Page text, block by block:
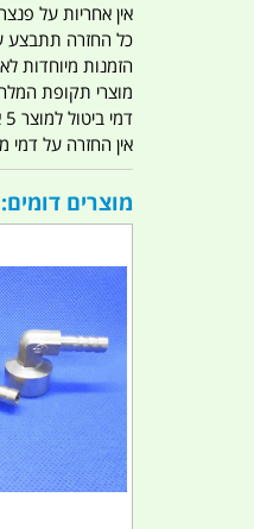
אין אחריות על
כל החזרה תתבצע
הזמנות מיוחדות
מוצרי תקופת
דמי ביטול למוצר 5 אחוז
אין החזרה על דמי
מוצרים דומים: